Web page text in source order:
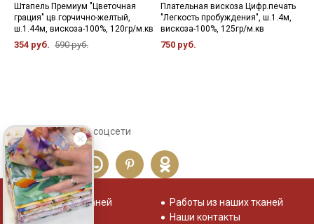
Штапель Премиум "Цветочная
грация" цв.горчично-желтый,
ш.1.44м, вискоза-100%, 120гр/м.кв
354 руб. 590 руб.
Плательная вискоза Цифр.печать
"Легкость пробуждения", ш.1.4м,
вискоза-100%, 125гр/м.кв
750 руб.
Сохраните себе в соцсети
Распродажа тканей
Отзывы о нас
Работы из наших тканей
Наши контакты